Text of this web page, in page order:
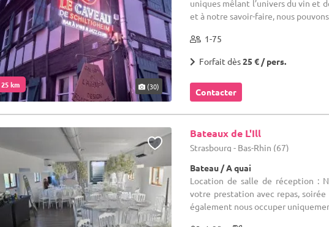
km (30)
uniques mêlant l’univers du vin et
et à notre savoir-faire, nous
1-75
Forfait dès25 € / pers.
Contacter
Bateaux de L'Ill
Strasbourg - Bas-Rhin (67)
Bateau / A quai
Location de salle de réception :
votre prestation avec repas,
également nous occuper